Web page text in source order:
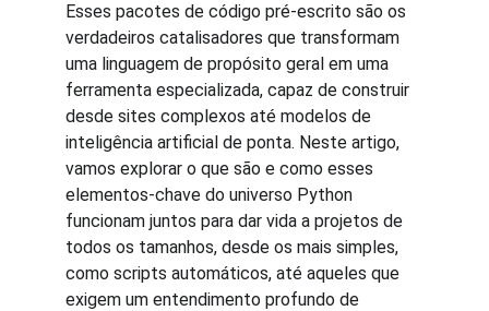
Esses pacotes de código pré-escrito são os
verdadeiros catalisadores que transformam
uma linguagem de propósito geral em uma
ferramenta especializada, capaz de construir
desde sites complexos até modelos de
inteligência artificial de ponta. Neste artigo,
vamos explorar o que são e como esses
elementos-chave do universo Python
funcionam juntos para dar vida a projetos de
todos os tamanhos, desde os mais simples,
como scripts automáticos, até aqueles que
exigem um entendimento profundo de